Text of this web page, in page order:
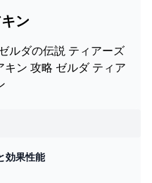
ン
ルダの伝説 ティアーズ
ン 攻略 ゼルダ ティア
効果性能